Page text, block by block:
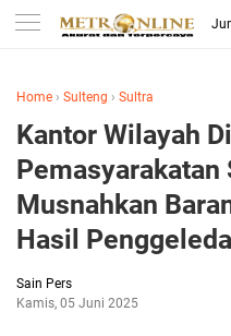
Home › Sulteng › Sultra
Kantor Wilayah
Pemasyarakatan
Musnahkan
Hasil
Sain Pers
Kamis, 05 Juni 2025